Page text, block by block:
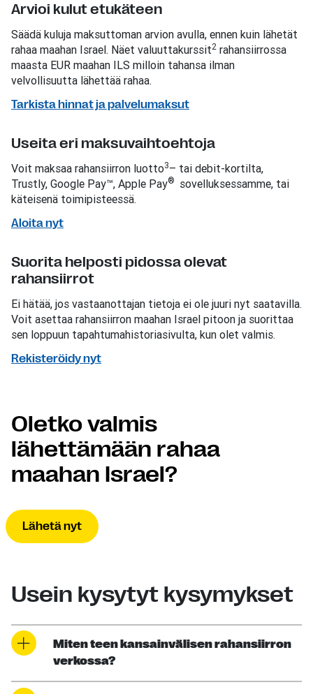
Arvioi kulut etukäteen
Säädä kuluja maksuttoman arvion avulla, ennen kuin lähetät
rahaa maahan Israel. Näet valuuttakurssit2 rahansiirrossa
maasta EUR maahan ILS milloin tahansa ilman
velvollisuutta lähettää rahaa.
Tarkista hinnat ja palvelumaksut
Useita eri maksuvaihtoehtoja
Voit maksaa rahansiirron luotto3– tai debit-kortilta,
Trustly, Google Pay™, Apple Pay® sovelluksessamme, tai
käteisenä toimipisteessä.
Aloita nyt
Suorita helposti pidossa olevat
rahansiirrot
Ei hätää, jos vastaanottajan tietoja ei ole juuri nyt saatavilla.
Voit asettaa rahansiirron maahan Israel pitoon ja suorittaa
sen loppuun tapahtumahistoriasivulta, kun olet valmis.
Rekisteröidy nyt
Oletko valmis
lähettämään rahaa
maahan Israel?
Lähetä nyt
Usein kysytyt kysymykset
Miten teen kansainvälisen rahansiirron
verkossa?